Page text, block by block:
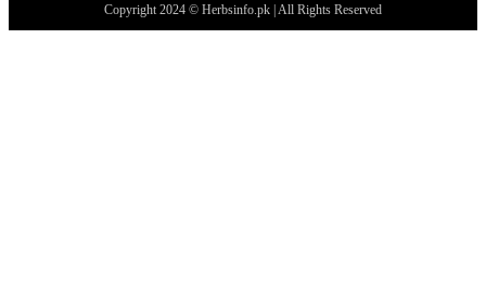
Copyright 2024 © Herbsinfo.pk | All Rights Reserved